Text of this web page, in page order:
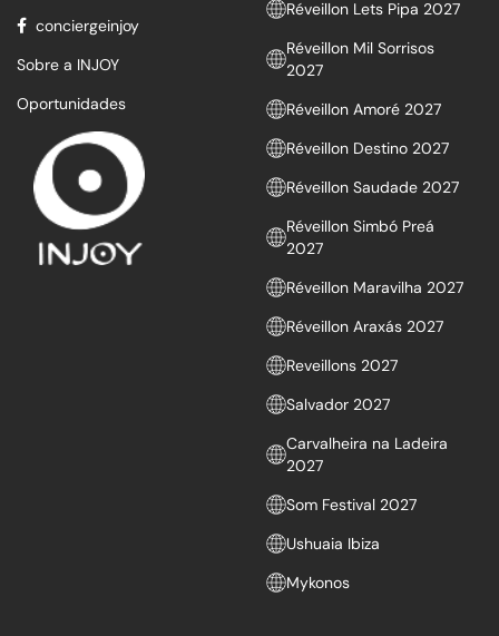
conciergeinjoy
Sobre a INJOY
Oportunidades
Réveillon Lets Pipa 2027
Réveillon Mil Sorrisos
2027
Réveillon Amoré 2027
Réveillon Destino 2027
Réveillon Saudade 2027
Réveillon Simbó Preá
2027
Réveillon Maravilha 2027
Réveillon Araxás 2027
Reveillons 2027
Salvador 2027
Carvalheira na Ladeira
2027
Som Festival 2027
Ushuaia Ibiza
Mykonos